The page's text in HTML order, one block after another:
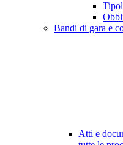
Bandi di gara e
Atti e